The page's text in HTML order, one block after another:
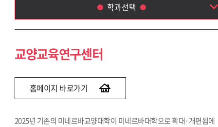
학과선택
교양교육연구센터
외국어교육센터
자유전공학부
교양교육연구센터
홈페이지 바로가기
2025년 기존의 미네르바교양대학이 미네르바대학으로 확대·개편됨에